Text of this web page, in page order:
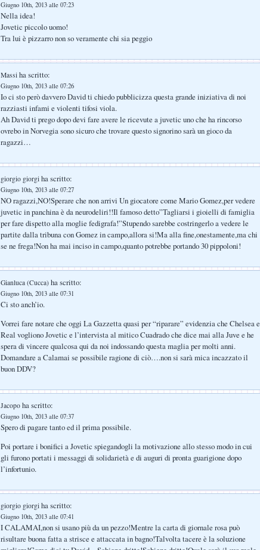
Giugno 10th, 2013 alle 07:23
Nella idea!
Jovetic piccolo uomo!
Tra lui è pizzarro non so veramente chi sia peggio
Massi ha scritto:
Giugno 10th, 2013 alle 07:26
Io ci sto però davvero David ti chiedo pubblicizza questa grande iniziativa di noi
razziasti infami e violenti tifosi viola.
Ah David ti prego dopo devi fare avere le ricevute a juvetic uno che ha rincorso
ovrebo in Norvegia sono sicuro che trovare questo signorino sarà un gioco da
ragazzi…
giorgio giorgi ha scritto:
Giugno 10th, 2013 alle 07:27
NO ragazzi,NO!Sperare che non arrivi Un giocatore come Mario Gomez,per vedere
juvetic in panchina è da neurodeliri!!Il famoso detto”Tagliarsi i gioielli di famiglia
per fare dispetto alla moglie fedigrafa!”Stupendo sarebbe costringerlo a vedere le
partite dalla tribuna con Gomez in campo,allora si!Ma alla fine,onestamente,ma chi
se ne frega!Non ha mai inciso in campo,quanto potrebbe portando 30 pippoloni!
Gianluca (Cucca) ha scritto:
Giugno 10th, 2013 alle 07:31
Ci sto anch’io.
Vorrei fare notare che oggi La Gazzetta quasi per “riparare” evidenzia che Chelsea e
Real vogliono Jovetic e l’intervista al mitico Cuadrado che dice mai alla Juve e he
spera di vincere qualcosa qui da noi indossando questa maglia per molti anni.
Domandare a Calamai se possibile ragione di ciò….non si sarà mica incazzato il
buon DDV?
Jacopo ha scritto:
Giugno 10th, 2013 alle 07:37
Spero di pagare tanto ed il prima possibile.
Poi portare i bonifici a Jovetic spiegandogli la motivazione allo stesso modo in cui
gli furono portati i messaggi di solidarietà e di auguri di pronta guarigione dopo
l’infortunio.
giorgio giorgi ha scritto:
Giugno 10th, 2013 alle 07:41
I CALAMAI,non si usano più da un pezzo!Mentre la carta di giornale rosa può
risultare buona fatta a strisce e attaccata in bagno!Talvolta tacere è la soluzione